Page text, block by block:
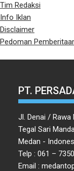
Tim Redaksi
Info Iklan
Disclaimer
Pedoman
PT.
Jl. Denai / Rawa
Tegal Sari
Medan -
Telp : 061 –
Email :